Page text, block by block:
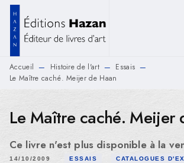
MENU RECHERCHE
PIED DE PAGE
Accueil — Histoire de l'art — Essais —
Le Maître caché. Meijer de Haan
Le Maître caché. Meijer
Ce livre n'est plus disponible à la
14/10/2009 ESSAIS CATALOGUES